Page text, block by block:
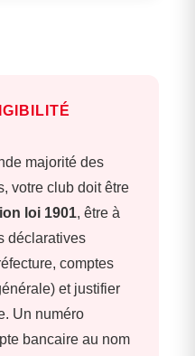
majorité des
votre club doit être
loi 1901, être à
déclaratives
comptes
et justifier
Un numéro
bancaire au nom